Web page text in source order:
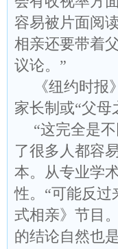
容易被片面阅
相亲还要带着
议论。”
《纽约时
家长制或“父
“这完全是
了很多人都容
本。从专业学
性。“可能反
式相亲》节目
的结论自然也